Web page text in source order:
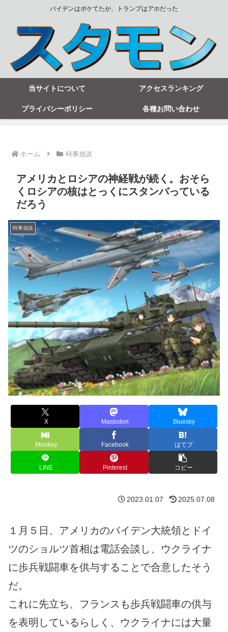
バイデンはボケてたが、トランプはアホだった
当サイトについて アクセスランキング
プライバシーポリシー 各種お問い合わせ
ホーム 時事放談
アメリカとロシアの神経戦が続く。おそら
くロシアの核はとっくにスタンバっている
だろう
時事放談
X Mastodon Bluesky
Misskey Facebook はてブ
LINE Pinterest コピー
2023.01.07 2025.07.08
１月５日、アメリカのバイデン大統領とドイ
ツのショルツ首相は電話会談し、ウクライナ
に歩兵戦闘車を供与することで合意したそう
だ。
これに先立ち、フランスも歩兵戦闘車の供与
を表明しているらしく、ウクライナには大量